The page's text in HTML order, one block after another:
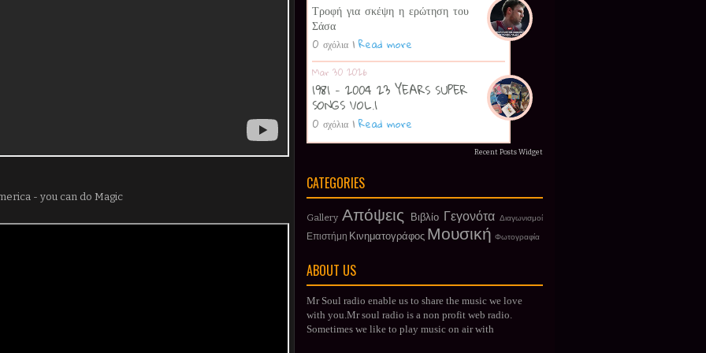
- you can do Magic
Τροφή για σκέψη η ερώτηση του
Σάσα
0 σχόλια | Read more
Mar 30 2026
1981 - 2004 23 YEARS SUPER
SONGS VOL.1
0 σχόλια | Read more
Recent Posts Widget
CATEGORIES
Gallery Απόψεις Βιβλίο Γεγονότα Διαγωνισμοί
Επιστήμη Κινηματογράφος Μουσική Φωτογραφία
ABOUT US
Mr Soul radio enable us to share the music we love
with you.Mr soul radio is a non profit web radio.
Sometimes we like to play music on air with